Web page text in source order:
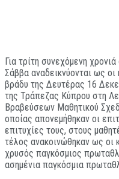
Για τρίτη συνεχόμενη
Σάββα αναδεικνύονται ως
βράδυ της Δευτέρας 16
της Τράπεζας Κύπρου στη
Βραβεύσεων Μαθητικού
οποίας απονεμήθηκαν οι
επιτυχίες τους, στους
τέλος ανακοινώθηκαν ως οι
χρυσός παγκόσμιος
ασημένια παγκόσμια